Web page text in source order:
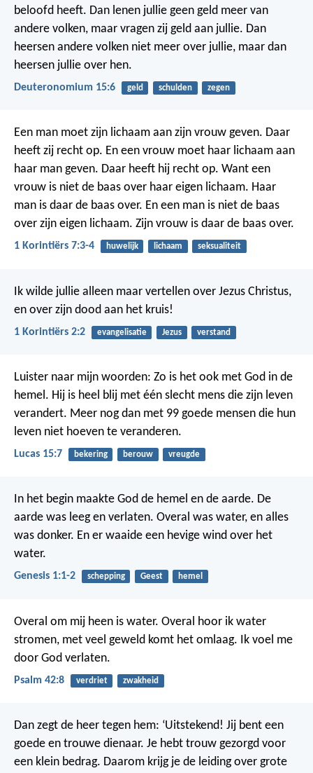
beloofd heeft. Dan lenen jullie geen geld meer van
andere volken, maar vragen zij geld aan jullie. Dan
heersen andere volken niet meer over jullie, maar dan
heersen jullie over hen.
Deuteronomium 15:6 geld schulden zegen
Een man moet zijn lichaam aan zijn vrouw geven. Daar
heeft zij recht op. En een vrouw moet haar lichaam aan
haar man geven. Daar heeft hij recht op. Want een
vrouw is niet de baas over haar eigen lichaam. Haar
man is daar de baas over. En een man is niet de baas
over zijn eigen lichaam. Zijn vrouw is daar de baas over.
1 Korintiërs 7:3-4 huwelijk lichaam seksualiteit
Ik wilde jullie alleen maar vertellen over Jezus Christus,
en over zijn dood aan het kruis!
1 Korintiërs 2:2 evangelisatie Jezus verstand
Luister naar mijn woorden: Zo is het ook met God in de
hemel. Hij is heel blij met één slecht mens die zijn leven
verandert. Meer nog dan met 99 goede mensen die hun
leven niet hoeven te veranderen.
Lucas 15:7 bekering berouw vreugde
In het begin maakte God de hemel en de aarde. De
aarde was leeg en verlaten. Overal was water, en alles
was donker. En er waaide een hevige wind over het
water.
Genesis 1:1-2 schepping Geest hemel
Overal om mij heen is water. Overal hoor ik water
stromen, met veel geweld komt het omlaag. Ik voel me
door God verlaten.
Psalm 42:8 verdriet zwakheid
Dan zegt de heer tegen hem: ‘Uitstekend! Jij bent een
goede en trouwe dienaar. Je hebt trouw gezorgd voor
een klein bedrag. Daarom krijg je de leiding over grote